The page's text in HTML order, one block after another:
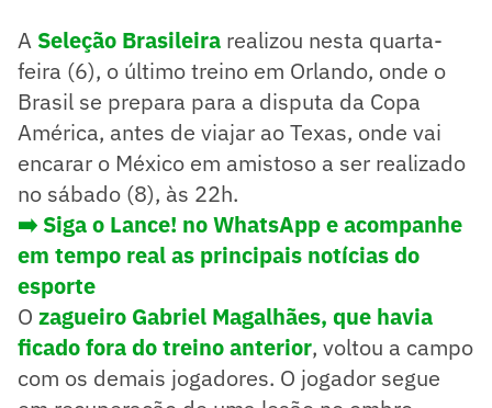
A Seleção Brasileira realizou nesta quarta-
feira (6), o último treino em Orlando, onde o
Brasil se prepara para a disputa da Copa
América, antes de viajar ao Texas, onde vai
encarar o México em amistoso a ser realizado
no sábado (8), às 22h.
➡️ Siga o Lance! no WhatsApp e acompanhe
em tempo real as principais notícias do
esporte
O zagueiro Gabriel Magalhães, que havia
ficado fora do treino anterior, voltou a campo
com os demais jogadores. O jogador segue